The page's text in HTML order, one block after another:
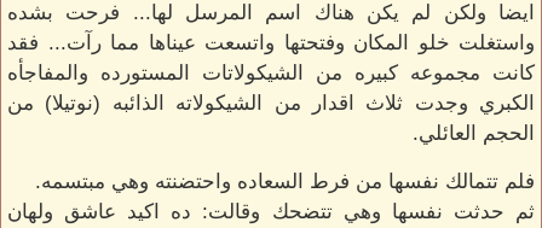
ايضا ولكن لم يكن هناك اسم المرسل لها... فرحت بشده
واستغلت خلو المكان وفتحتها واتسعت عيناها مما رآت... فقد
كانت مجموعه كبيره من الشيكولاتات المستورده والمفاجأه
الكبري وجدت ثلاث اقدار من الشيكولاته الذائبه (نوتيلا) من
الحجم العائلي.
فلم تتمالك نفسها من فرط السعاده واحتضنته وهي مبتسمه.
ثم حدثت نفسها وهي تتضحك وقالت: ده اكيد عاشق ولهان